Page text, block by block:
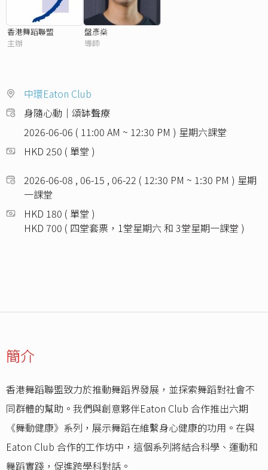
香港舞蹈聯盟
主辦
盤彥燊
導師
中環Eaton Club
身隨心動｜頌缽聲療
2026-06-06 ( 11:00 AM ~ 12:30 PM ) 星期六課堂
HKD 250 ( 單堂 )
2026-06-08 , 06-15 , 06-22 ( 12:30 PM ~ 1:30 PM ) 星期
一課堂
HKD 180 ( 單堂 )
HKD 700 ( 四堂套票，1堂星期六 和 3堂星期一課堂 )
簡介
香港舞蹈聯盟致力於推動舞蹈界發展，並探索舞蹈對社會不
同群體的幫助。我們與創意夥伴Eaton Club 合作推出六期
《舞動健康》系列，展示舞蹈在維繫身心健康的功用。在與
Eaton Club 合作的工作坊中，這個系列將結合科學、運動和
舞蹈實踐，促進跨學科對話。